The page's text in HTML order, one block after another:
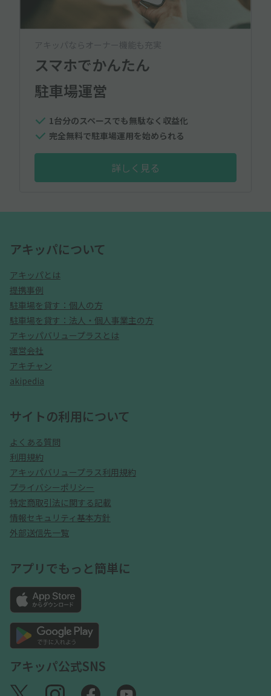
アキッパならオーナー機能も充実
スマホでかんたん
駐車場運営
1台分のスペースでも無駄なく収益化
完全無料で駐車場運用を始められる
詳しく見る
アキッパについて
アキッパとは
提携事例
駐車場を貸す：個人の方
駐車場を貸す：法人・個人事業主の方
アキッパバリュープラスとは
運営会社
アキチャン
akipedia
サイトの利用について
よくある質問
利用規約
アキッパバリュープラス利用規約
プライバシーポリシー
特定商取引法に関する記載
情報セキュリティ基本方針
外部送信先一覧
アプリでもっと簡単に
アキッパ公式SNS